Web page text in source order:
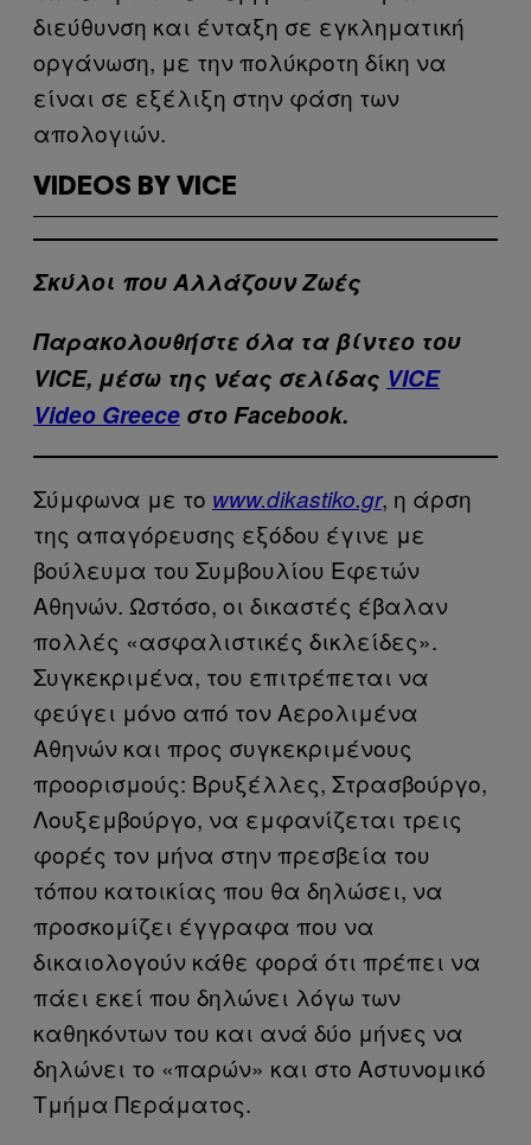
διεύθυνση και ένταξη σε εγκληματική
οργάνωση, με την πολύκροτη δίκη να
είναι σε εξέλιξη στην φάση των
απολογιών.
VIDEOS BY VICE
Σκύλοι που Αλλάζουν Ζωές
Παρακολουθήστε όλα τα βίντεo του
VICE, μέσω της νέας σελίδας VICE
Video Greece στο Facebook.
Σύμφωνα με το www.dikastiko.gr, η άρση
της απαγόρευσης εξόδου έγινε με
βούλευμα του Συμβουλίου Εφετών
Αθηνών. Ωστόσο, οι δικαστές έβαλαν
πολλές «ασφαλιστικές δικλείδες».
Συγκεκριμένα, του επιτρέπεται να
φεύγει μόνο από τον Αερολιμένα
Αθηνών και προς συγκεκριμένους
προορισμούς: Βρυξέλλες, Στρασβούργο,
Λουξεμβούργο, να εμφανίζεται τρεις
φορές τον μήνα στην πρεσβεία του
τόπου κατοικίας που θα δηλώσει, να
προσκομίζει έγγραφα που να
δικαιολογούν κάθε φορά ότι πρέπει να
πάει εκεί που δηλώνει λόγω των
καθηκόντων του και ανά δύο μήνες να
δηλώνει το «παρών» και στο Αστυνομικό
Τμήμα Περάματος.